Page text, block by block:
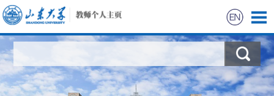
科学研究